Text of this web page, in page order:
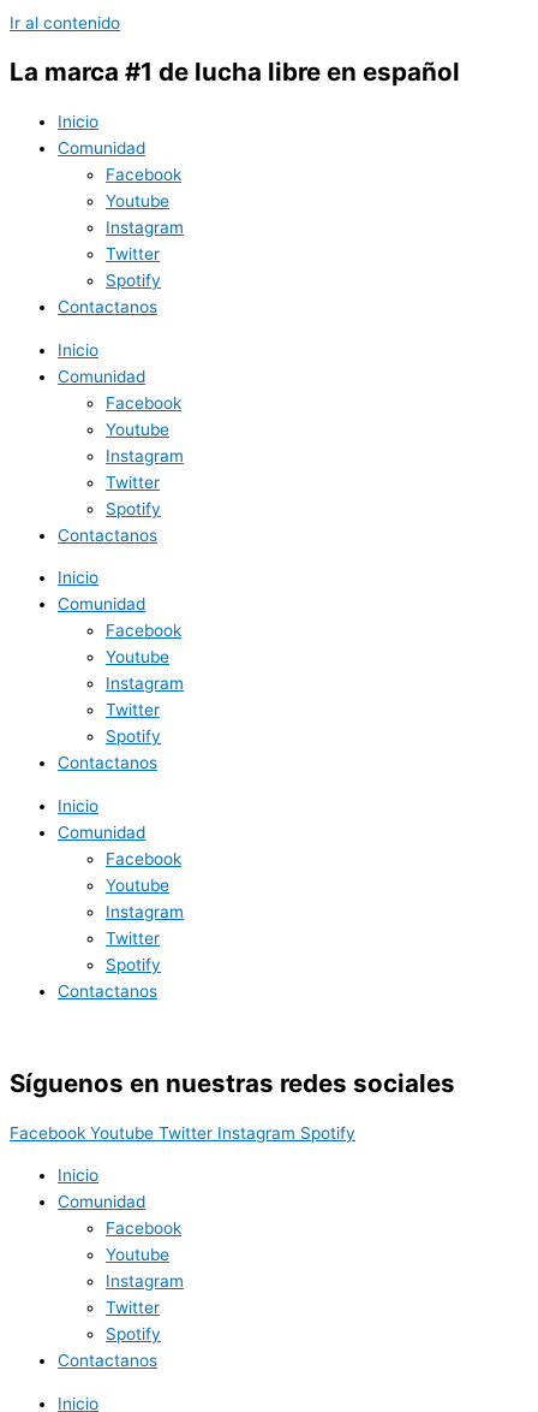
Ir al contenido
La marca #1 de lucha libre en español
Inicio
Comunidad
Facebook
Youtube
Instagram
Twitter
Spotify
Contactanos
Inicio
Comunidad
Facebook
Youtube
Instagram
Twitter
Spotify
Contactanos
Inicio
Comunidad
Facebook
Youtube
Instagram
Twitter
Spotify
Contactanos
Inicio
Comunidad
Facebook
Youtube
Instagram
Twitter
Spotify
Contactanos
Síguenos en nuestras redes sociales
Facebook Youtube Twitter Instagram Spotify
Inicio
Comunidad
Facebook
Youtube
Instagram
Twitter
Spotify
Contactanos
Inicio